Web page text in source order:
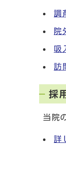
調
院
吸
訪
採
当院
詳